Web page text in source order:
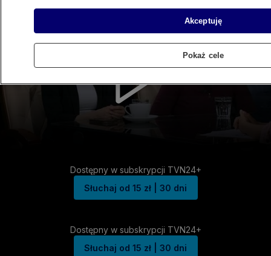
Dostępny w subskrypcji TVN24+
Słuchaj od 15 zł | 30 dni
Dostępny w subskrypcji TVN24+
Słuchaj od 15 zł | 30 dni
Akceptuję
Pokaż cele